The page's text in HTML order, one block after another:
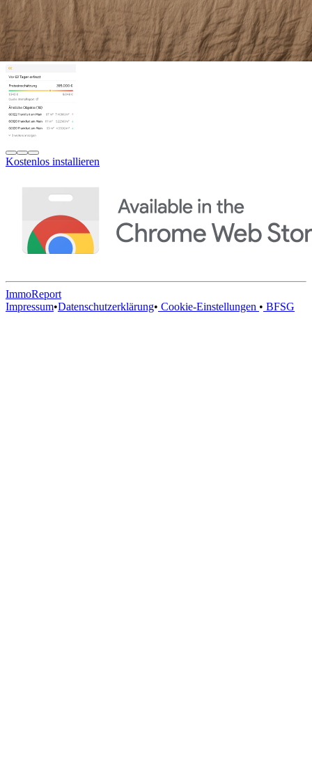
Kostenlos installieren
ImmoReport
Impressum•Datenschutzerklärung• Cookie-Einstellungen • BFSG